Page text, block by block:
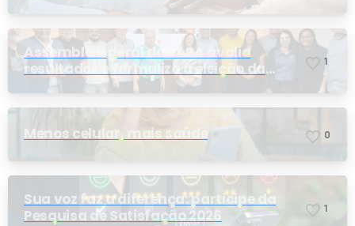
Assembleia geral do PASA avalia
resultados e formaliza a eleição da
nova conselheira
1
Menos celular, mais saúde 0
Sua voz faz a diferença: participe da
Pesquisa de Satisfação 2026
1